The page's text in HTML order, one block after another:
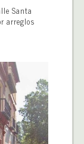
Santa
arreglos